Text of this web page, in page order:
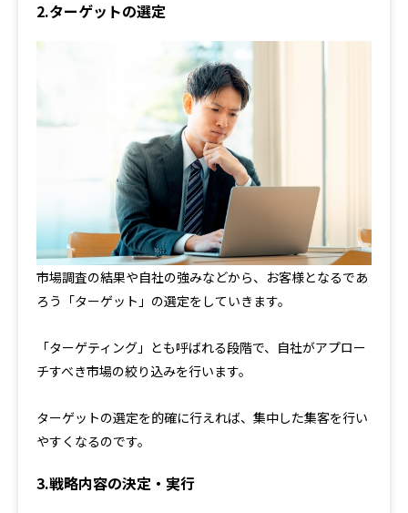
2.ターゲットの選定
市場調査の結果や自社の強みなどから、お客様となるであ
ろう「ターゲット」の選定をしていきます。
「ターゲティング」とも呼ばれる段階で、自社がアプロー
チすべき市場の絞り込みを行います。
ターゲットの選定を的確に行えれば、集中した集客を行い
やすくなるのです。
3.戦略内容の決定・実行